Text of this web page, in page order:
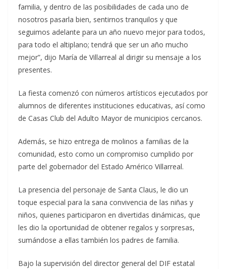
familia, y dentro de las posibilidades de cada uno de
nosotros pasarla bien, sentirnos tranquilos y que
seguimos adelante para un año nuevo mejor para todos,
para todo el altiplano; tendrá que ser un año mucho
mejor”, dijo María de Villarreal al dirigir su mensaje a los
presentes.
La fiesta comenzó con números artísticos ejecutados por
alumnos de diferentes instituciones educativas, así como
de Casas Club del Adulto Mayor de municipios cercanos.
Además, se hizo entrega de molinos a familias de la
comunidad, esto como un compromiso cumplido por
parte del gobernador del Estado Américo Villarreal.
La presencia del personaje de Santa Claus, le dio un
toque especial para la sana convivencia de las niñas y
niños, quienes participaron en divertidas dinámicas, que
les dio la oportunidad de obtener regalos y sorpresas,
sumándose a ellas también los padres de familia.
Bajo la supervisión del director general del DIF estatal